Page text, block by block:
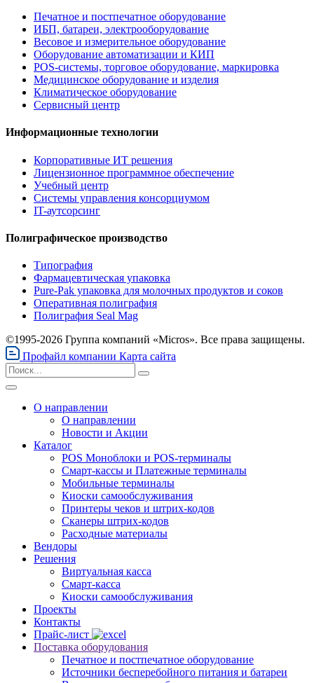
Печатное и постпечатное оборудование
ИБП, батареи, электрооборудование
Весовое и измерительное оборудование
Оборудование автоматизации и КИП
POS-системы, торговое оборудование, маркировка
Медицинское оборудование и изделия
Климатическое оборудование
Сервисный центр
Информационные технологии
Корпоративные ИТ решения
Лицензионное программное обеспечение
Учебный центр
Системы управления консорциумом
IT-аутсорсинг
Полиграфическое производство
Типография
Фармацевтическая упаковка
Pure-Pak упаковка для молочных продуктов и соков
Оперативная полиграфия
Полиграфия Seal Mag
©1995-2026 Группа компаний «Micros». Все права защищены.
Профайл компании Карта сайта
О направлении
О направлении
Новости и Акции
Каталог
POS Моноблоки и POS-терминалы
Смарт-кассы и Платежные терминалы
Мобильные терминалы
Киоски самообслуживания
Принтеры чеков и штрих-кодов
Cканеры штрих-кодов
Расходные материалы
Вендоры
Решения
Виртуальная касса
Смарт-касса
Киоски самообслуживания
Проекты
Контакты
Прайс-лист
Поставка оборудования
Печатное и постпечатное оборудование
Источники бесперебойного питания и батареи